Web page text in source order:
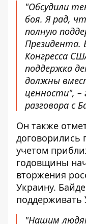
"Обсудили
боя. Я рад,
полную
Президента.
Конгресса
поддержка
должны
ценности", –
разговора с
Он также
договорились
учетом
годовщины
вторжения
Украину.
поддерживать
"Нашим